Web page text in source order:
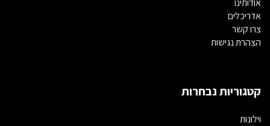
אודותינו
אדריכלים
צרו קשר
הצהרת נגישות
קטגוריות נבחרות
וילונות